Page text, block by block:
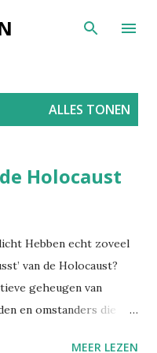
ALLES TONEN
Holocaust
Hebben echt zoveel
van de Holocaust?
geheugen van
en omstanders die
MEER LEZEN